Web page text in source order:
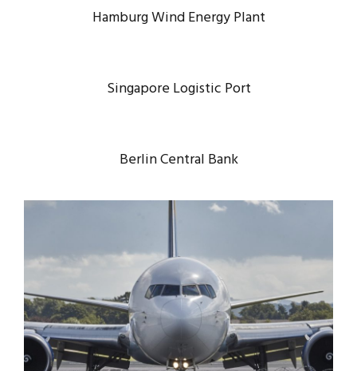
Hamburg Wind Energy Plant
Singapore Logistic Port
Berlin Central Bank
NEW YORK AIRPORT SYSTEM
INTEGRATION
Airport
Constructions